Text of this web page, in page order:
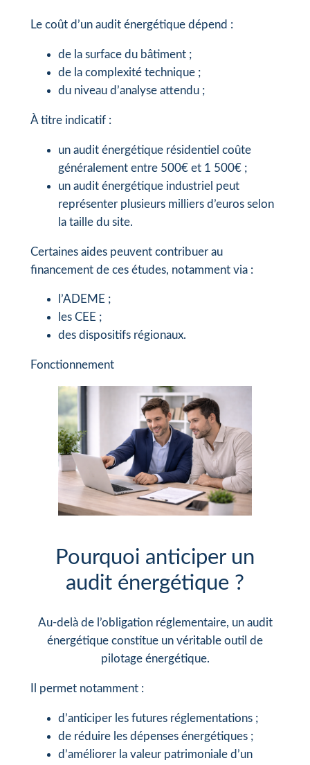
Le coût d’un audit énergétique dépend :
de la surface du bâtiment ;
de la complexité technique ;
du niveau d’analyse attendu ;
À titre indicatif :
un audit énergétique résidentiel coûte
généralement entre 500€ et 1 500€ ;
un audit énergétique industriel peut
représenter plusieurs milliers d’euros selon
la taille du site.
Certaines aides peuvent contribuer au
financement de ces études, notamment via :
l’ADEME ;
les CEE ;
des dispositifs régionaux.
Fonctionnement
Pourquoi anticiper un
audit énergétique ?
Au-delà de l’obligation réglementaire, un audit
énergétique constitue un véritable outil de
pilotage énergétique.
Il permet notamment :
d’anticiper les futures réglementations ;
de réduire les dépenses énergétiques ;
d’améliorer la valeur patrimoniale d’un